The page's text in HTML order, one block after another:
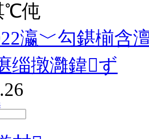
℃伅
瀛﹀勾鍖椾含
缁撴灉鍏ず